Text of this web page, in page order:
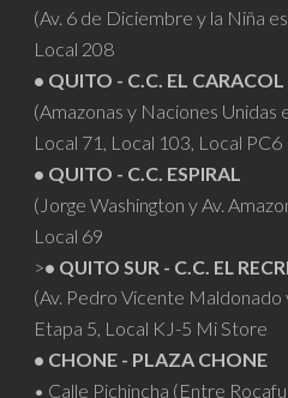
(Av. 6 de Diciembre y la Niña
Local 208
• QUITO - C.C. EL CARACOL
(Amazonas y Naciones Unidas
Local 71, Local 103, Local PC6
• QUITO - C.C. ESPIRAL
(Jorge Washington y Av.
Local 69
>• QUITO SUR - C.C. EL
(Av. Pedro Vicente Maldonado
Etapa 5, Local KJ-5 Mi Store
• CHONE - PLAZA CHONE
• Calle Pichincha (Entre